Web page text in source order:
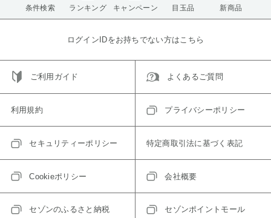
条件検索 ランキング キャンペーン 目玉品 新商品
ログインIDをお持ちでない方はこちら
ご利用ガイド よくあるご質問
利用規約 プライバシーポリシー
セキュリティーポリシー 特定商取引法に基づく表記
Cookieポリシー 会社概要
セゾンのふるさと納税 セゾンポイントモール